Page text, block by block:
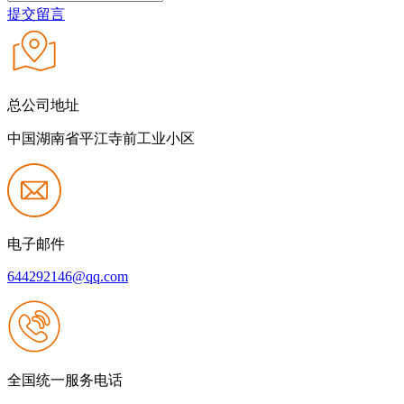
提交留言
总公司地址
中国湖南省平江寺前工业小区
电子邮件
644292146@qq.com
全国统一服务电话